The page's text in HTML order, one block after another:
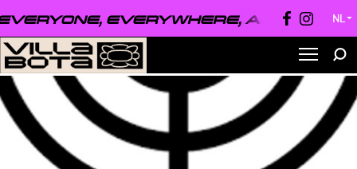
EVERYWHERE, ALWAYS ● NL ▼